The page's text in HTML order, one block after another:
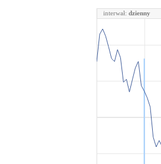
interwał: dzienny